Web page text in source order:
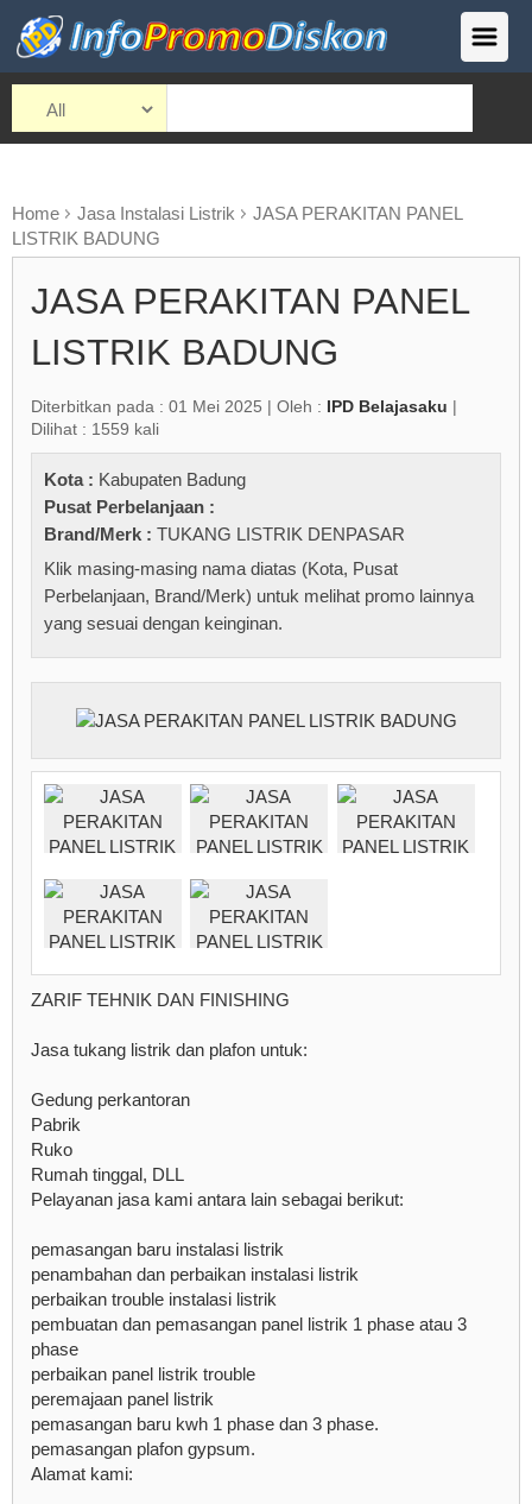
Home Jasa Instalasi Listrik
JASA PERAKITAN PANEL
LISTRIK BADUNG
JASA PERAKITAN PANEL
LISTRIK BADUNG
Diterbitkan pada : 01 Mei 2025 | Oleh : IPD Belajasaku |
Dilihat : 1559 kali
Kota : Kabupaten Badung
Pusat Perbelanjaan :
Brand/Merk : TUKANG LISTRIK DENPASAR
Klik masing-masing nama diatas (Kota, Pusat
Perbelanjaan, Brand/Merk) untuk melihat promo lainnya
yang sesuai dengan keinginan.
ZARIF TEHNIK DAN FINISHING
Jasa tukang listrik dan plafon untuk:
Gedung perkantoran
Pabrik
Ruko
Rumah tinggal, DLL
Pelayanan jasa kami antara lain sebagai berikut:
pemasangan baru instalasi listrik
penambahan dan perbaikan instalasi listrik
perbaikan trouble instalasi listrik
pembuatan dan pemasangan panel listrik 1 phase atau 3
phase
perbaikan panel listrik trouble
peremajaan panel listrik
pemasangan baru kwh 1 phase dan 3 phase.
pemasangan plafon gypsum.
Alamat kami: